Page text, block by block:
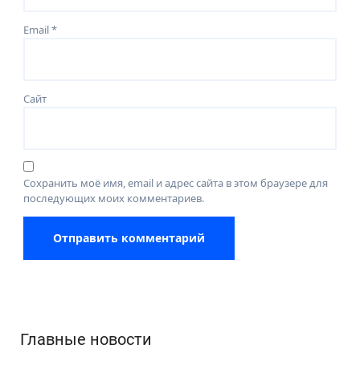
Email*
Сайт
Сохранить моё имя, email и адрес сайта в этом браузере для
последующих моих комментариев.
Главные новости